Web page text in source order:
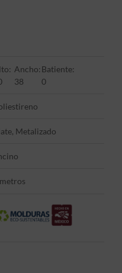
Ancho:
38
Batiente:
0
Metalizado
metros